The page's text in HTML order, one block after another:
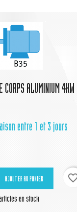
CORPS ALUMINIUM
entre 1 et 3 jours
AJOUTER AU PANIER
en stock